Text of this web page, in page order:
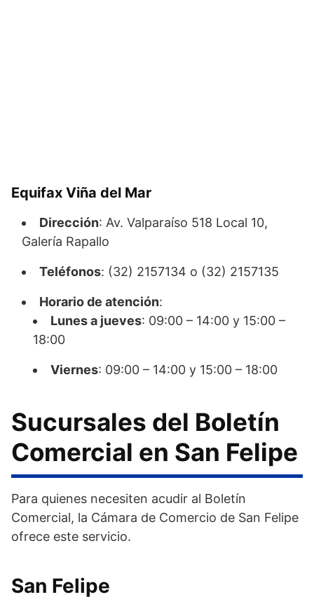
Equifax Viña del Mar
Dirección: Av. Valparaíso 518 Local 10,
Galería Rapallo
Teléfonos: (32) 2157134 o (32) 2157135
Horario de atención:
Lunes a jueves: 09:00 – 14:00 y 15:00 –
18:00
Viernes: 09:00 – 14:00 y 15:00 – 18:00
Sucursales del Boletín
Comercial en San Felipe
Para quienes necesiten acudir al Boletín
Comercial, la Cámara de Comercio de San Felipe
ofrece este servicio.
San Felipe